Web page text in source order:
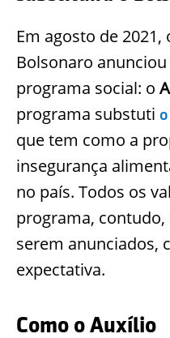
Em agosto de 2021,
Bolsonaro
programa social: o
programa substuti
que tem como a
insegurança
no país. Todos os
programa,
serem anunciados,
expectativa.
Como o Auxílio